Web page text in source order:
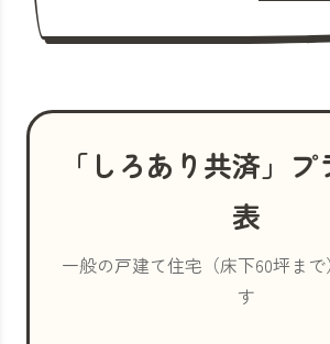
「しろあり共済」
表
一般の戸建て住宅（床下60坪ま
す